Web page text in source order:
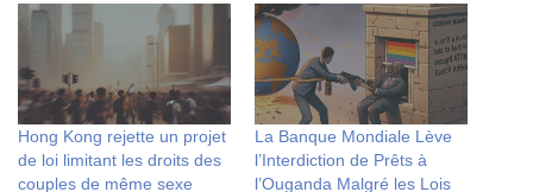
Hong Kong rejette un projet
de loi limitant les droits des
couples de même sexe
La Banque Mondiale Lève
l’Interdiction de Prêts à
l’Ouganda Malgré les Lois